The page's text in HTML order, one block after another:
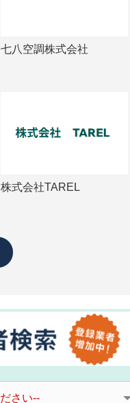
七八空調株式会社
株式会社TAREL